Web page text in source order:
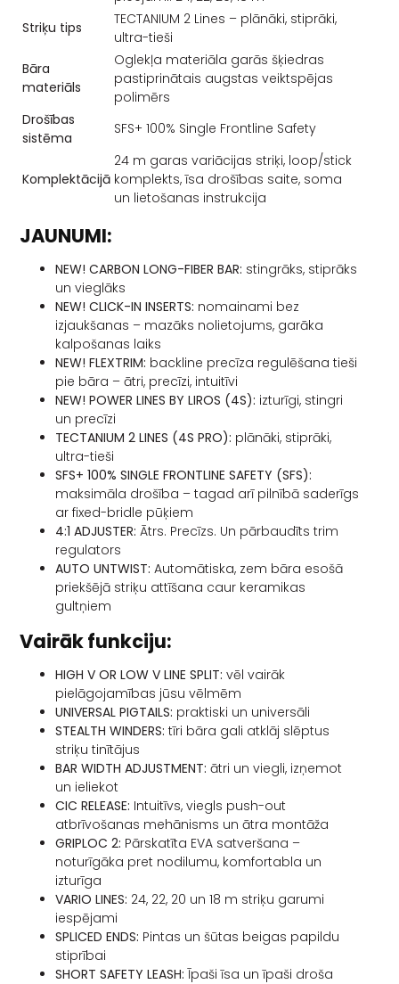
Striķu tips
TECTANIUM 2 Lines – plānāki, stiprāki,
ultra-tieši
Bāra
materiāls
Oglekļa materiāla garās šķiedras
pastiprinātais augstas veiktspējas
polimērs
Drošības
sistēma
SFS+ 100% Single Frontline Safety
Komplektācijā
24 m garas variācijas striķi, loop/stick
komplekts, īsa drošības saite, soma
un lietošanas instrukcija
JAUNUMI:
NEW! CARBON LONG-FIBER BAR: stingrāks, stiprāks
un vieglāks
NEW! CLICK-IN INSERTS: nomainami bez
izjaukšanas – mazāks nolietojums, garāka
kalpošanas laiks
NEW! FLEXTRIM: backline precīza regulēšana tieši
pie bāra – ātri, precīzi, intuitīvi
NEW! POWER LINES BY LIROS (4S): izturīgi, stingri
un precīzi
TECTANIUM 2 LINES (4S PRO): plānāki, stiprāki,
ultra-tieši
SFS+ 100% SINGLE FRONTLINE SAFETY (SFS):
maksimāla drošība – tagad arī pilnībā saderīgs
ar fixed-bridle pūķiem
4:1 ADJUSTER: Ātrs. Precīzs. Un pārbaudīts trim
regulators
AUTO UNTWIST: Automātiska, zem bāra esošā
priekšējā striķu attīšana caur keramikas
gultņiem
Vairāk funkciju:
HIGH V OR LOW V LINE SPLIT: vēl vairāk
pielāgojamības jūsu vēlmēm
UNIVERSAL PIGTAILS: praktiski un universāli
STEALTH WINDERS: tīri bāra gali atklāj slēptus
striķu tinītājus
BAR WIDTH ADJUSTMENT: ātri un viegli, izņemot
un ieliekot
CIC RELEASE: Intuitīvs, viegls push-out
atbrīvošanas mehānisms un ātra montāža
GRIPLOC 2: Pārskatīta EVA satveršana –
noturīgāka pret nodilumu, komfortabla un
izturīga
VARIO LINES: 24, 22, 20 un 18 m striķu garumi
iespējami
SPLICED ENDS: Pintas un šūtas beigas papildu
stiprībai
SHORT SAFETY LEASH: Īpaši īsa un īpaši droša